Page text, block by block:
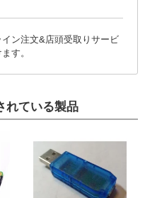
ン注文&店頭受取りサービ
す。
れている製品